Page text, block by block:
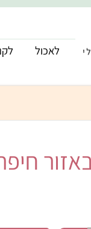
לאכול